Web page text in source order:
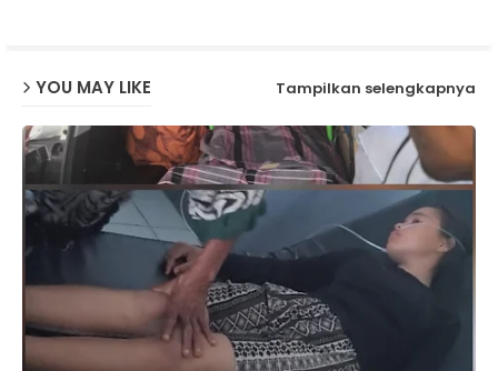
YOU MAY LIKE Tampilkan selengkapnya